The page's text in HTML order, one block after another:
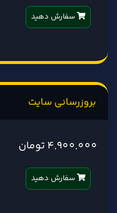
سفارش دهید
بروزرسانی سایت
4,900,000 تومان
سفارش دهید